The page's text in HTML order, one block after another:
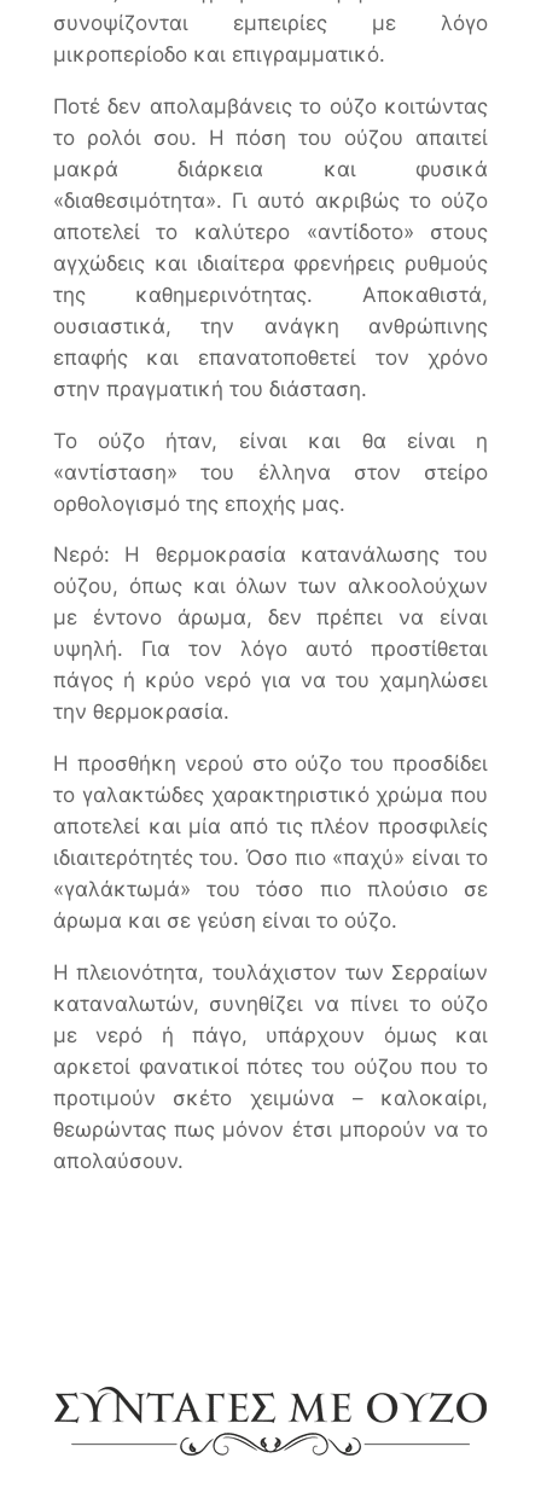
συνοψίζονται εμπειρίες με λόγο
μικροπερίοδο και επιγραμματικό.
Ποτέ δεν απολαμβάνεις το ούζο κοιτώντας
το ρολόι σου. Η πόση του ούζου απαιτεί
μακρά διάρκεια και φυσικά
«διαθεσιμότητα». Γι αυτό ακριβώς το ούζο
αποτελεί το καλύτερο «αντίδοτο» στους
αγχώδεις και ιδιαίτερα φρενήρεις ρυθμούς
της καθημερινότητας. Αποκαθιστά,
ουσιαστικά, την ανάγκη ανθρώπινης
επαφής και επανατοποθετεί τον χρόνο
στην πραγματική του διάσταση.
Το ούζο ήταν, είναι και θα είναι η
«αντίσταση» του έλληνα στον στείρο
ορθολογισμό της εποχής μας.
Νερό: Η θερμοκρασία κατανάλωσης του
ούζου, όπως και όλων των αλκοολούχων
με έντονο άρωμα, δεν πρέπει να είναι
υψηλή. Για τον λόγο αυτό προστίθεται
πάγος ή κρύο νερό για να του χαμηλώσει
την θερμοκρασία.
Η προσθήκη νερού στο ούζο του προσδίδει
το γαλακτώδες χαρακτηριστικό χρώμα που
αποτελεί και μία από τις πλέον προσφιλείς
ιδιαιτερότητές του. Όσο πιο «παχύ» είναι το
«γαλάκτωμά» του τόσο πιο πλούσιο σε
άρωμα και σε γεύση είναι το ούζο.
Η πλειονότητα, τουλάχιστον των Σερραίων
καταναλωτών, συνηθίζει να πίνει το ούζο
με νερό ή πάγο, υπάρχουν όμως και
αρκετοί φανατικοί πότες του ούζου που το
προτιμούν σκέτο χειμώνα – καλοκαίρι,
θεωρώντας πως μόνον έτσι μπορούν να το
απολαύσουν.